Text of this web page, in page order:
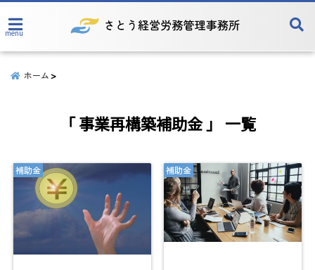
menu
ホーム
「 事業再構築補助金 」 一覧
補助金 補助金